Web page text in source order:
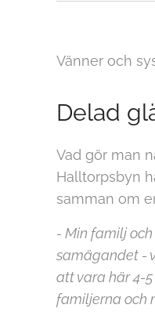
Vänner och
Delad
Vad gör man
Halltorpsbyn
samman om
- Min familj
samägandet -
att vara här 4-
familjerna och